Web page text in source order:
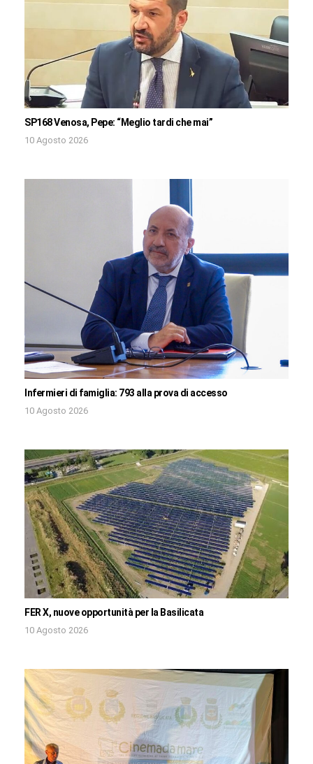
SP168 Venosa, Pepe: “Meglio tardi che mai”
10 Agosto 2026
Infermieri di famiglia: 793 alla prova di accesso
10 Agosto 2026
FER X, nuove opportunità per la Basilicata
10 Agosto 2026